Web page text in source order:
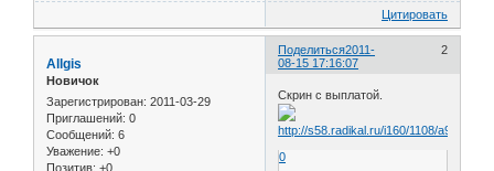
Цитировать
Поделиться 2
2011-
08-15 17:16:07
Allgis
Новичок
Зарегистрирован: 2011-03-29
Приглашений: 0
Сообщений: 6
Уважение: +0
Позитив: +0
Скрин с выплатой.
0